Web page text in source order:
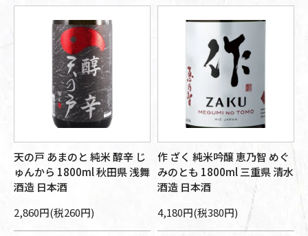
天の戸 あまのと 純米 醇辛 じ
ゅんから 1800ml 秋田県 浅舞
酒造 日本酒
2,860円(税260円)
作 ざく 純米吟醸 恵乃智 めぐ
みのとも 1800ml 三重県 清水
酒造 日本酒
4,180円(税380円)